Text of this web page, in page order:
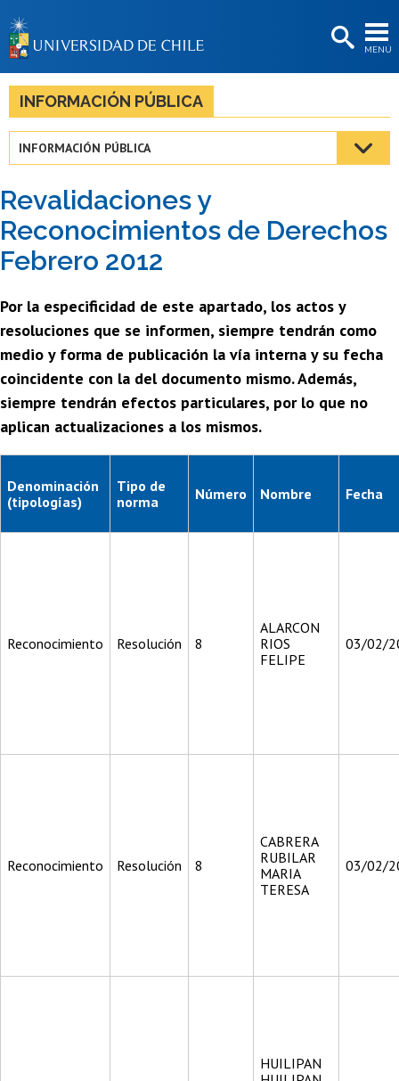
MENÚ
BIBLIOTECAS
LA UNIVERSIDAD
Estudiantes
Académicas/os
Funcionarias/os
Egresadas/os
INFORMACIÓN PÚBLICA
INFORMACIÓN PÚBLICA
Revalidaciones y
Reconocimientos de Derechos
Febrero 2012
Por la especificidad de este apartado, los actos y
resoluciones que se informen, siempre tendrán como
medio y forma de publicación la vía interna y su fecha
coincidente con la del documento mismo. Además,
siempre tendrán efectos particulares, por lo que no
aplican actualizaciones a los mismos.
Denominación
(tipologías)
Tipo de
norma
Número Nombre Fecha
Reconocimiento Resolución 8
ALARCON
RIOS
FELIPE
03/02/
Reconocimiento Resolución 8
CABRERA
RUBILAR
MARIA
TERESA
03/02/
HUILIPAN